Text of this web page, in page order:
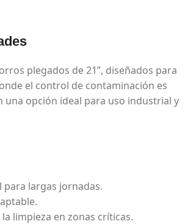
plegados de 21”, diseñados para
el control de contaminación es
una opción ideal para uso industrial y
para largas jornadas.
limpieza en zonas críticas.